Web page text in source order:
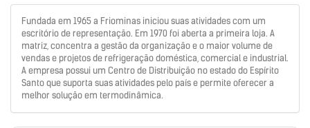
Fundada em 1965 a Friominas iniciou suas atividades com um
escritório de representação. Em 1970 foi aberta a primeira loja. A
matriz, concentra a gestão da organização e o maior volume de
vendas e projetos de refrigeração doméstica, comercial e industrial.
A empresa possui um Centro de Distribuição no estado do Espírito
Santo que suporta suas atividades pelo país e permite oferecer a
melhor solução em termodinâmica.